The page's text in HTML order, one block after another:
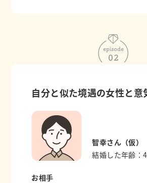
自分と似た境遇の女性と意
智幸さん（仮）
結婚した年齢：
お相手